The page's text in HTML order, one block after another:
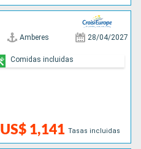
Amberes 28/04/2027
US$ 1,141 Tasas incluidas
Comidas incluidas